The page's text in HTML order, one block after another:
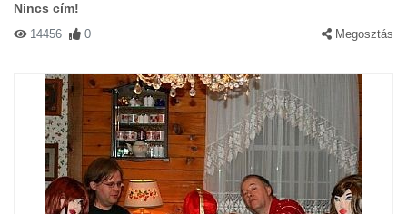
Nincs cím!
14456 0 Megosztás